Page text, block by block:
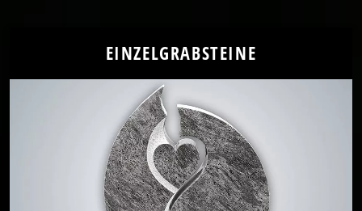
EINZELGRABSTEINE